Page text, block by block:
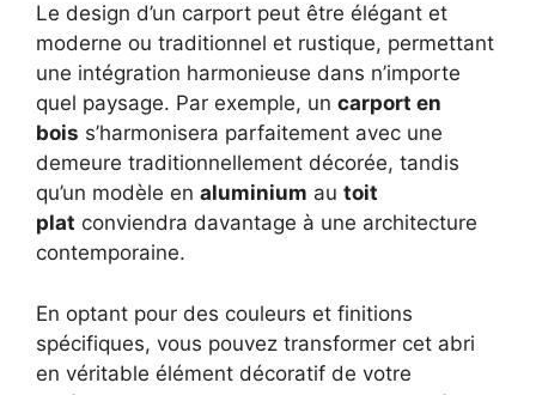
Le design d’un carport peut être élégant et
moderne ou traditionnel et rustique, permettant
une intégration harmonieuse dans n’importe
quel paysage. Par exemple, un carport en
bois s’harmonisera parfaitement avec une
demeure traditionnellement décorée, tandis
qu’un modèle en aluminium au toit
plat conviendra davantage à une architecture
contemporaine.
En optant pour des couleurs et finitions
spécifiques, vous pouvez transformer cet abri
en véritable élément décoratif de votre